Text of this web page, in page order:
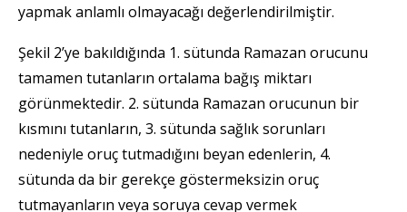
yapmak anlamlı olmayacağı değerlendirilmiştir.
Şekil 2’ye bakıldığında 1. sütunda Ramazan orucunu
tamamen tutanların ortalama bağış miktarı
görünmektedir. 2. sütunda Ramazan orucunun bir
kısmını tutanların, 3. sütunda sağlık sorunları
nedeniyle oruç tutmadığını beyan edenlerin, 4.
sütunda da bir gerekçe göstermeksizin oruç
tutmayanların veya soruya cevap vermek